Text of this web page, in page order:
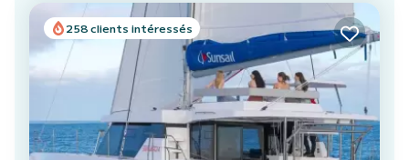
258 clients intéressés